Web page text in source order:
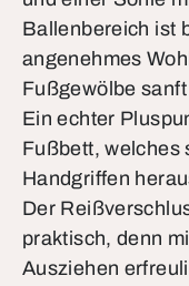
Ballenbereich ist
angenehmes
Fußgewölbe
Ein echter
Fußbett, welches
Handgriffen
Der
praktisch, denn
Ausziehen